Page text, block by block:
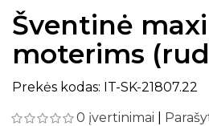
Šventinė
moterims
Prekės kodas: IT-SK-21807.22
0 įvertinimai